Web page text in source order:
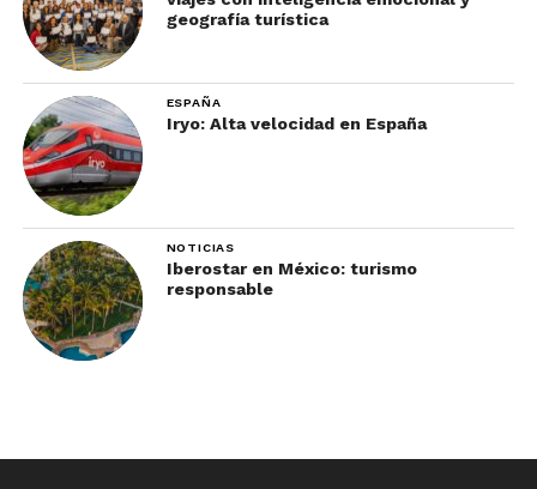
geografía turística
ESPAÑA
Iryo: Alta velocidad en España
NOTICIAS
Iberostar en México: turismo
responsable